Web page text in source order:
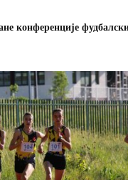
конференције